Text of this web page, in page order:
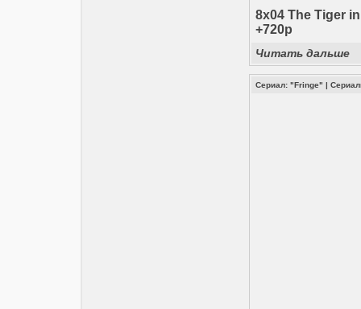
8x04 The Tiger
+720p
Читать дальше
Сериал: "Fringe" |